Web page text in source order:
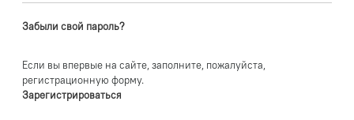
Забыли свой пароль?
Если вы впервые на сайте, заполните, пожалуйста,
регистрационную форму.
Зарегистрироваться